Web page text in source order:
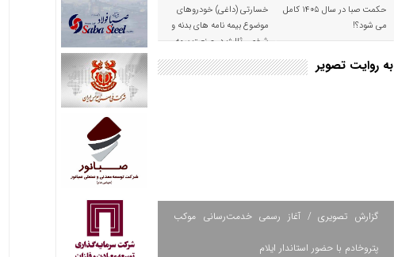
حکمت صبا در سال ۱۴۰۵ کامل
می شود؟!
خسارتی (داغی) خودروهای
موضوع بیمه نامه های بدنه و
شخص ثالث در صنعت بیمه
به روایت تصویر
گزارش تصویری / آغاز رسمی خدمت‌رسانی موکب
پتروخادم با حضور استاندار ایلام